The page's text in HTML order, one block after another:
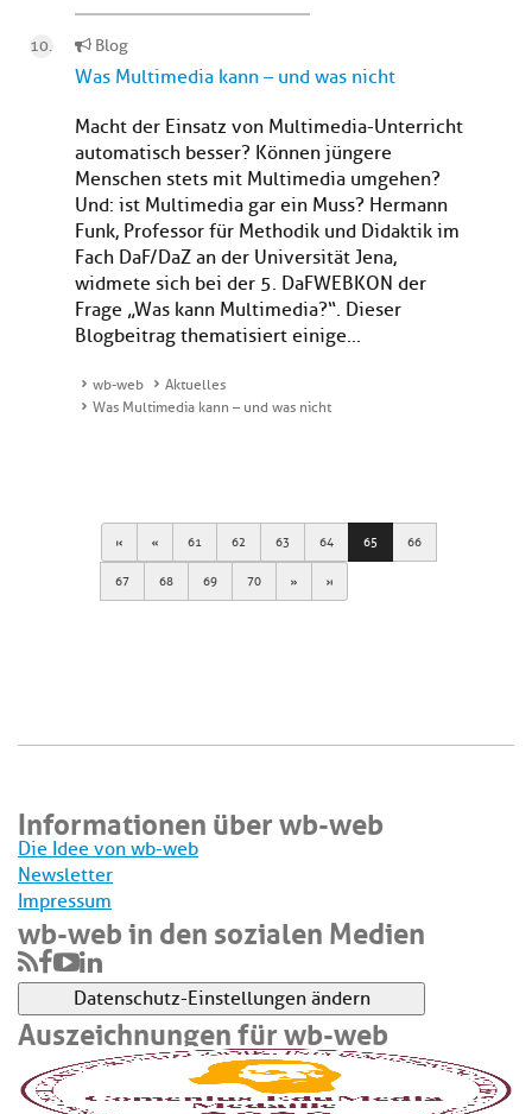
Blog
Was Multimedia kann – und was nicht
Macht der Einsatz von Multimedia-Unterricht
automatisch besser? Können jüngere
Menschen stets mit Multimedia umgehen?
Und: ist Multimedia gar ein Muss? Hermann
Funk, Professor für Methodik und Didaktik im
Fach DaF/DaZ an der Universität Jena,
widmete sich bei der 5. DaFWEBKON der
Frage „Was kann Multimedia?“. Dieser
Blogbeitrag thematisiert einige...
wb-web
Aktuelles
Was Multimedia kann – und was nicht
First Previous
61 62 63 64 65 66
67 68 69 70 Next Last
Informationen über wb-web
Die Idee von wb-web
Newsletter
Impressum
wb-web in den sozialen Medien
Datenschutz-Einstellungen ändern
Auszeichnungen für wb-web